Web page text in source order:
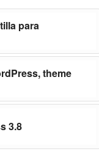
para
theme
3.8